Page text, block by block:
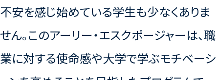
不安を感じ始めている学生も少なくありま
せん。このアーリー・エスクポージャーは、職
業に対する使命感や大学で学ぶモチベーシ